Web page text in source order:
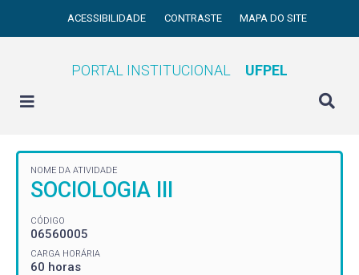
ACESSIBILIDADE CONTRASTE MAPA DO SITE
PORTAL INSTITUCIONAL UFPEL
NOME DA ATIVIDADE
SOCIOLOGIA III
CÓDIGO
06560005
CARGA HORÁRIA
60 horas